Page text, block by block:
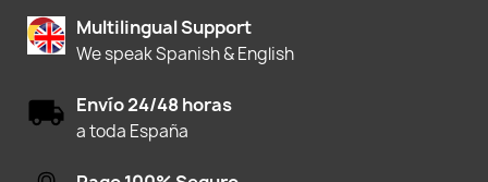
Multilingual Support
We speak Spanish & English
Envío 24/48 horas
a toda España